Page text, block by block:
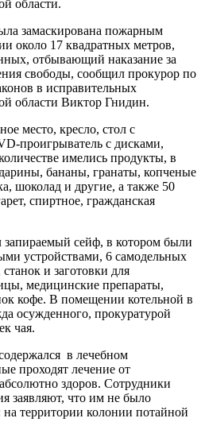
области.
замаскирована пожарным
около 17 квадратных метров,
отбывающий наказание за
свободы, сообщил прокурор по
в исправительных
области Виктор Гнидин.
место, кресло, стол с
проигрыватель с дисками,
имелись продукты, в
бананы, гранаты, копченые
шоколад и другие, а также 50
спиртное, гражданская
сейф, в котором были
устройствами, 6 самодельных
и заготовки для
медицинские препараты,
кофе. В помещении котельной в
осужденного, прокуратурой
чая.
в лечебном
проходят лечение от
здоров. Сотрудники
заявляют, что им не было
территории колонии потайной